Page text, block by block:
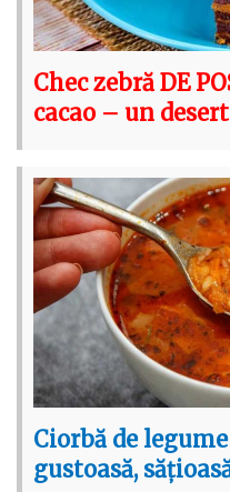
Chec zebră DE
cacao – un
Ciorbă de
gustoasă,